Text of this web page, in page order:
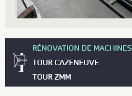
RÉNOVATION DE MACHINES
TOUR CAZENEUVE
TOUR ZMM